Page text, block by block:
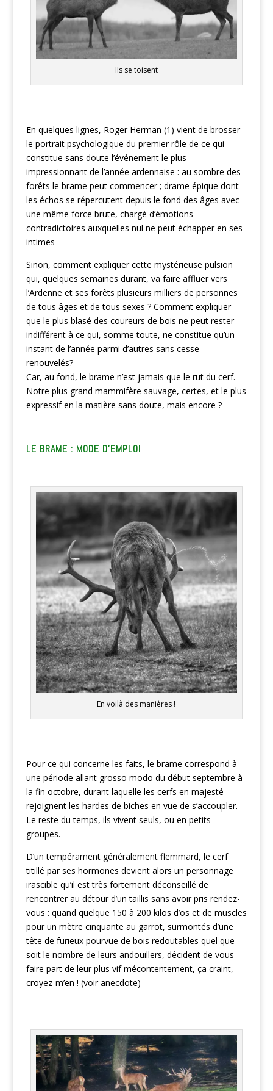
Ils se toisent
En quelques lignes, Roger Herman (1) vient de brosser
le portrait psychologique du premier rôle de ce qui
constitue sans doute l’événement le plus
impressionnant de l’année ardennaise : au sombre des
forêts le brame peut commencer ; drame épique dont
les échos se répercutent depuis le fond des âges avec
une même force brute, chargé d’émotions
contradictoires auxquelles nul ne peut échapper en ses
intimes
Sinon, comment expliquer cette mystérieuse pulsion
qui, quelques semaines durant, va faire affluer vers
l’Ardenne et ses forêts plusieurs milliers de personnes
de tous âges et de tous sexes ? Comment expliquer
que le plus blasé des coureurs de bois ne peut rester
indifférent à ce qui, somme toute, ne constitue qu’un
instant de l’année parmi d’autres sans cesse
renouvelés?
Car, au fond, le brame n’est jamais que le rut du cerf.
Notre plus grand mammifère sauvage, certes, et le plus
expressif en la matière sans doute, mais encore ?
LE BRAME : MODE D’EMPLOI
En voilà des manières !
Pour ce qui concerne les faits, le brame correspond à
une période allant grosso modo du début septembre à
la fin octobre, durant laquelle les cerfs en majesté
rejoignent les hardes de biches en vue de s’accoupler.
Le reste du temps, ils vivent seuls, ou en petits
groupes.
D’un tempérament généralement flemmard, le cerf
titillé par ses hormones devient alors un personnage
irascible qu’il est très fortement déconseillé de
rencontrer au détour d’un taillis sans avoir pris rendez-
vous : quand quelque 150 à 200 kilos d’os et de muscles
pour un mètre cinquante au garrot, surmontés d’une
tête de furieux pourvue de bois redoutables quel que
soit le nombre de leurs andouillers, décident de vous
faire part de leur plus vif mécontentement, ça craint,
croyez-m’en ! (voir anecdote)